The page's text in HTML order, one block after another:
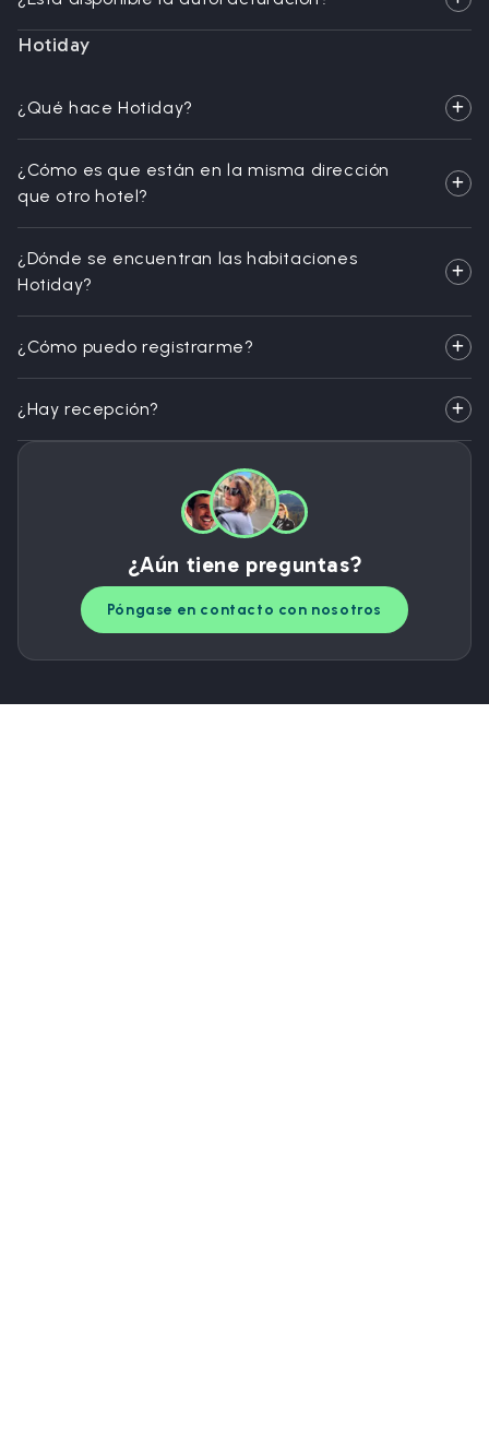
Hotiday
¿Qué hace Hotiday?
¿Cómo es que están en la misma dirección
que otro hotel?
¿Dónde se encuentran las habitaciones
Hotiday?
¿Cómo puedo registrarme?
¿Hay recepción?
¿Aún tiene preguntas?
Póngase en contacto con nosotros